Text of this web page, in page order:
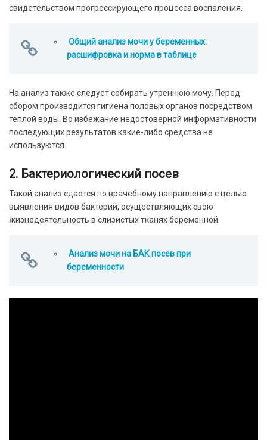
свидетельством прогрессирующего процесса воспаления.
Общий анализ мочи у беременных:
расшифровка и норма в таблице
На анализ также следует собирать утреннюю мочу. Перед
сбором производится гигиена половых органов посредством
теплой воды. Во избежание недостоверной информативности
последующих результатов какие-либо средства не
используются.
2. Бактериологический посев
Такой анализ сдается по врачебному направлению с целью
выявления видов бактерий, осуществляющих свою
жизнедеятельность в слизистых тканях беременной.
Анализ мочи на БАК посев при
беременности